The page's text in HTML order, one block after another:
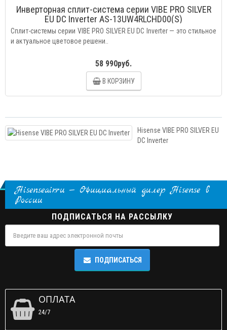
Инверторная сплит-система серии VIBE PRO SILVER
EU DC Inverter AS-13UW4RLCHD00(S)
Сплит-системы серии VIBE PRO SILVER EU DC Inverter — это cтильное
и актуальное цветовое решени..
58 990руб.
В КОРЗИНУ
Hisense VIBE PRO SILVER EU
DC Inverter
Hisenseair.ru — Официальный дилер Hisense в
России
ПОДПИСАТЬСЯ НА РАССЫЛКУ
ПОДПИСАТЬСЯ
ОПЛАТА
24/7